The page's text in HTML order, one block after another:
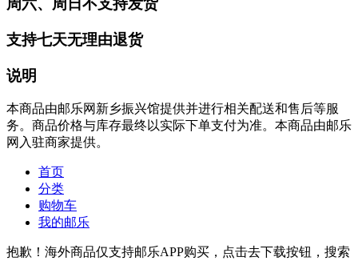
周六、周日不支持发货
支持七天无理由退货
说明
本商品由邮乐网新乡振兴馆提供并进行相关配送和售后等服
务。商品价格与库存最终以实际下单支付为准。本商品由邮乐
网入驻商家提供。
首页
分类
购物车
我的邮乐
抱歉！海外商品仅支持邮乐APP购买，点击去下载按钮，搜索